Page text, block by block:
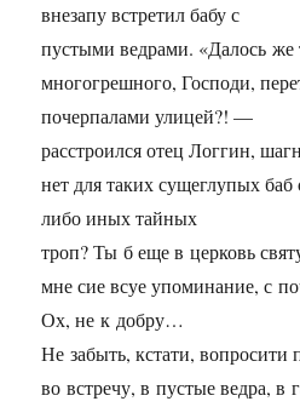
внезапу встретил бабу с
пустыми ведрами. «Далось же
многогрешного, Господи,
почерпалами улицей?! —
расстроился отец Логгин,
нет для таких сущеглупых баб
либо иных тайных
троп? Ты б еще в церковь
мне сие всуе упоминание, с
Ох, не к добру…
Не забыть, кстати, вопросити
во встречу, в пустые ведра, в